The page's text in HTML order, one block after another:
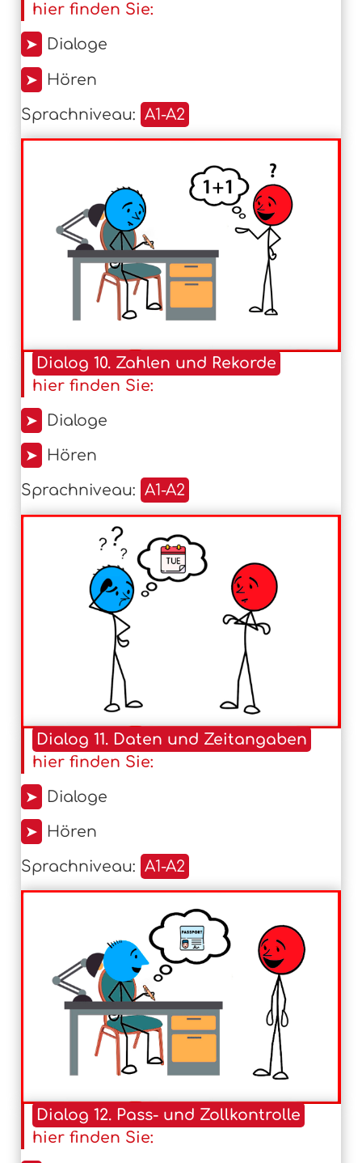
hier finden Sie:
➤ Dialoge
➤ Hören
Sprachniveau: A1-A2
Dialog 10. Zahlen und Rekorde
hier finden Sie:
➤ Dialoge
➤ Hören
Sprachniveau: A1-A2
Dialog 11. Daten und Zeitangaben
hier finden Sie:
➤ Dialoge
➤ Hören
Sprachniveau: A1-A2
Dialog 12. Pass- und Zollkontrolle
hier finden Sie: